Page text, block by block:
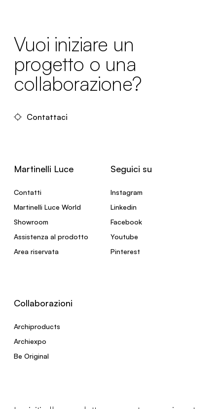
Vuoi iniziare un
progetto o una
collaborazione?
Contattaci
Martinelli Luce
Contatti
Martinelli Luce World
Showroom
Assistenza al prodotto
Area riservata
Seguici su
Instagram
Linkedin
Facebook
Youtube
Pinterest
Collaborazioni
Archiproducts
Archiexpo
Be Original